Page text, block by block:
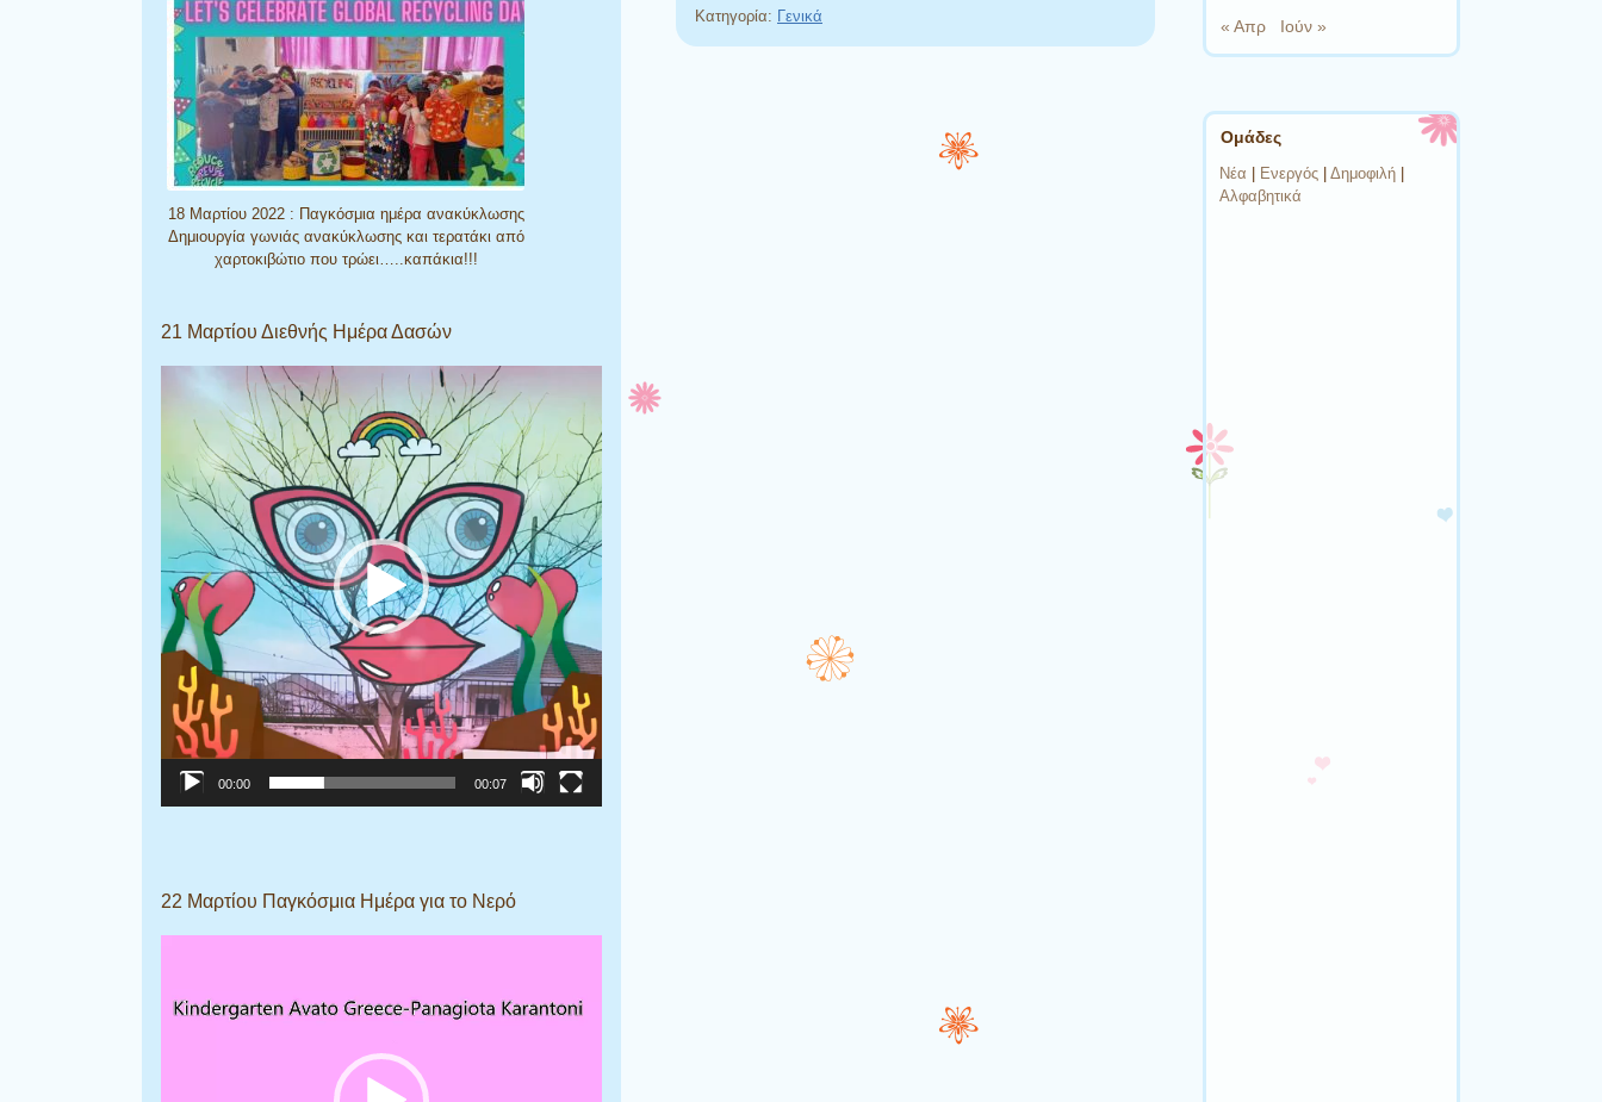
Κατηγορία: Γενικά
18 Μαρτίου 2022 : Παγκόσμια ημέρα ανακύκλωσης
Δημιουργία γωνιάς ανακύκλωσης και τερατάκι από
χαρτοκιβώτιο που τρώει…..καπάκια!!!
21 Μαρτίου Διεθνής Ημέρα Δασών
Πρόγραμμα
Αναπαραγωγής
Βίντεο
00:00 00:07
22 Μαρτίου Παγκόσμια Ημέρα για το Νερό
Βίντεο
« Απρ Ιούν »
Ομάδες
Νέα | Ενεργός | Δημοφιλή |
Αλφαβητικά